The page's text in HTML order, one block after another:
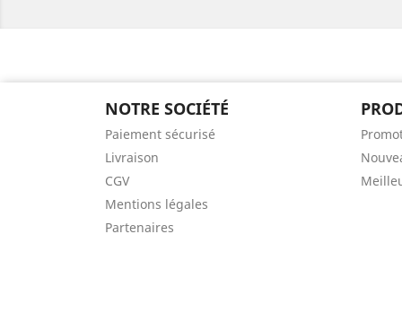
NOTRE SOCIÉTÉ
Paiement sécurisé
Livraison
CGV
Mentions légales
Partenaires